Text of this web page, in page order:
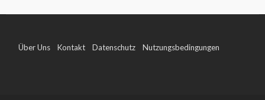
Über Uns Kontakt Datenschutz Nutzungsbedingungen